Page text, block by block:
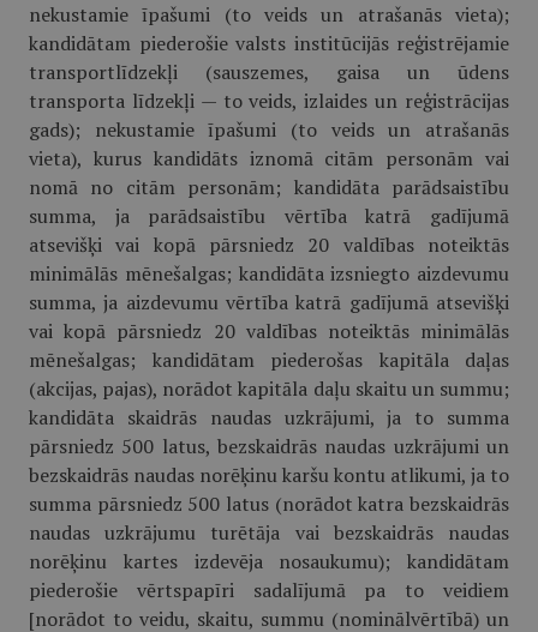
nekustamie īpašumi (to veids un atrašanās vieta);
kandidātam piederošie valsts institūcijās reģistrējamie
trans­portlīdzekļi (sauszemes, gaisa un ūdens
transporta līdzekļi — to veids, izlaides un reģistrācijas
gads); nekustamie īpašumi (to veids un atrašanās
vieta), kurus kandidāts iznomā citām personām vai
nomā no citām personām; kandidāta parādsaistību
summa, ja parādsaistību vērtība katrā gadījumā
atsevišķi vai kopā pārsniedz 20 valdības noteiktās
minimālās mēnešalgas; kandidāta izsniegto aizdevumu
summa, ja aizdevumu vērtība katrā gadījumā atsevišķi
vai kopā pārsniedz 20 valdības noteiktās minimālās
mēnešalgas; kandidātam piederošas kapitāla daļas
(akcijas, pajas), norādot kapitāla daļu skaitu un summu;
kandidāta skaidrās naudas uzkrājumi, ja to summa
pārsniedz 500 latus, bezskaidrās naudas uzkrājumi un
bezskaidrās naudas norēķinu karšu kontu atlikumi, ja to
summa pārsniedz 500 latus (norādot katra bezskaidrās
naudas uzkrājumu turētāja vai bezskaidrās naudas
norēķinu kartes izdevēja nosaukumu); kandidātam
piederošie vērtspapīri sadalījumā pa to veidiem
[norādot to veidu, skaitu, summu (nominālvērtībā) un